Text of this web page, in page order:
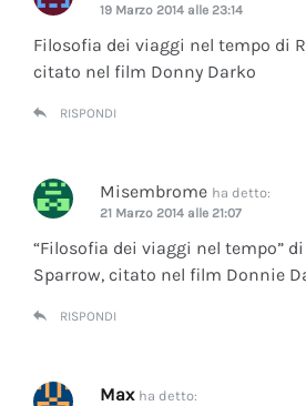
19 Marzo 2014 alle 23:14
Filosofia dei viaggi nel tempo di
citato nel film Donny Darko
RISPONDI
Misembrome ha detto:
21 Marzo 2014 alle 21:07
“Filosofia dei viaggi nel tempo”
Sparrow, citato nel film Donnie
RISPONDI
Max ha detto: